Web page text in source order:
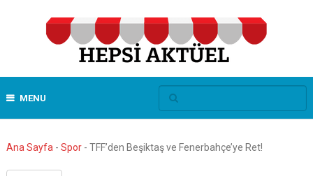
MENU
Ana Sayfa - Spor- TFF’den Beşiktaş ve Fenerbahçe’ye Ret!